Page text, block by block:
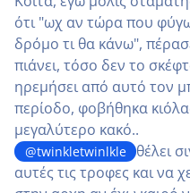
ότι "ωχ αν τώρα που
δρόμο τι θα κάνω",
πιάνει, τόσο δεν το
ηρεμήσει από αυτό τον
περίοδο, φοβήθηκα
μεγαλύτερο κακό..
@twinkletwinlkle
θέλει
αυτές τις τροφες και να